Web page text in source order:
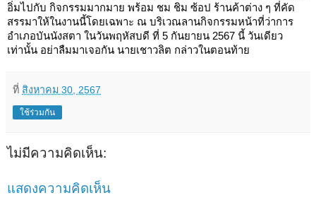
อิ่มไปกับ กิจกรรมมากมาย พร้อม ชม ชิม ซ้อป ร้านค้าต่าง ๆ ที่คัด
สรรมาให้ในงานนี้โดยเฉพาะ ณ บริเวณลานกิจกรรมหน้าที่ว่าการ
อำเภอบันนังสตา ในวันพฤหัสบดี ที่ 5 กันยายน 2567 นี้ วันเดียว
เท่านั้น อย่าลืมมาเจอกัน นายเชาวลิต กล่าวในตอนท้าย
ที่ สิงหาคม 30, 2567
ใช้ร่วมกัน
ไม่มีความคิดเห็น:
แสดงความคิดเห็น